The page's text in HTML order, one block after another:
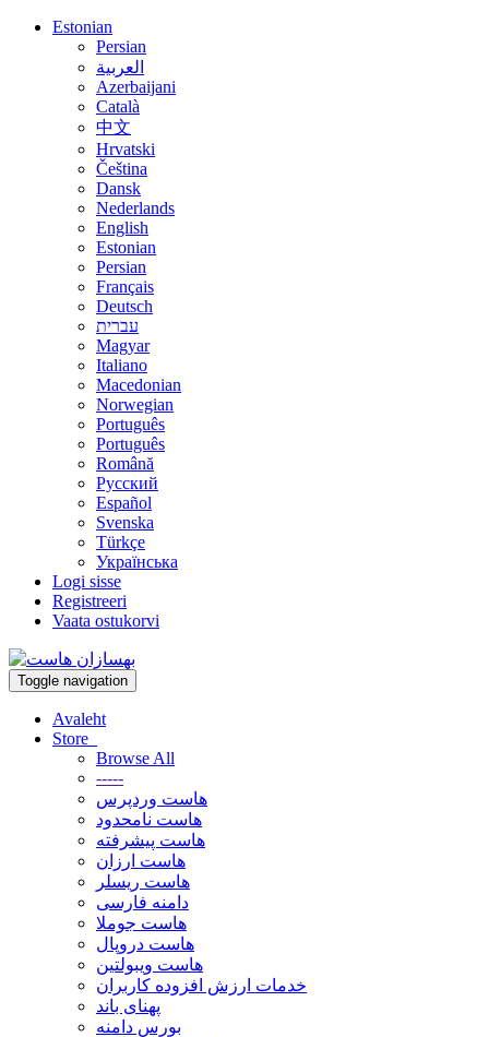
Estonian
Persian
العربية
Azerbaijani
Català
中文
Hrvatski
Čeština
Dansk
Nederlands
English
Estonian
Persian
Français
Deutsch
עברית
Magyar
Italiano
Macedonian
Norwegian
Português
Português
Română
Русский
Español
Svenska
Türkçe
Українська
Logi sisse
Registreeri
Vaata ostukorvi
Toggle navigation
Avaleht
Store
Browse All
-----
هاست وردپرس
هاست نامحدود
هاست پیشرفته
هاست ارزان
هاست ریسلر
دامنه فارسی
هاست جوملا
هاست دروپال
هاست ویبولتین
خدمات ارزش افزوده کاربران
پهنای باند
بورس دامنه